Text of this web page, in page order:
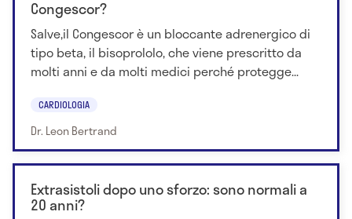
Congescor?
Salve,il Congescor è un bloccante adrenergico di
tipo beta, il bisoprololo, che viene prescritto da
molti anni e da molti medici perché protegge...
CARDIOLOGIA
Dr. Leon Bertrand
Extrasistoli dopo uno sforzo: sono normali a
20 anni?